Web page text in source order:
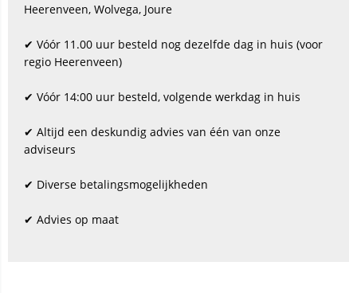
Heerenveen, Wolvega, Joure
✔ Vóór 11.00 uur besteld nog dezelfde dag in huis (voor
regio Heerenveen)
✔ Vóór 14:00 uur besteld, volgende werkdag in huis
✔ Altijd een deskundig advies van één van onze
adviseurs
✔ Diverse betalingsmogelijkheden
✔ Advies op maat